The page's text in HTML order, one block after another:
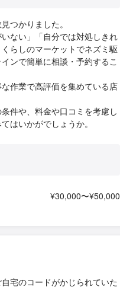
つかりました。
ない」「自分では対処しきれ
らしのマーケットでネズミ駆
ンで簡単に相談・予約するこ
作業で高評価を集めている店
件や、料金や口コミを考慮し
はいかがでしょうか。
¥30,000〜¥50,000
宅のコードがかじられていた